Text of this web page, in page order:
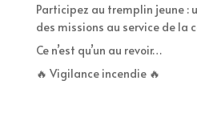
Participez au tremplin jeune :
des missions au service de la
Ce n’est qu’un au revoir…
🔥 Vigilance incendie 🔥